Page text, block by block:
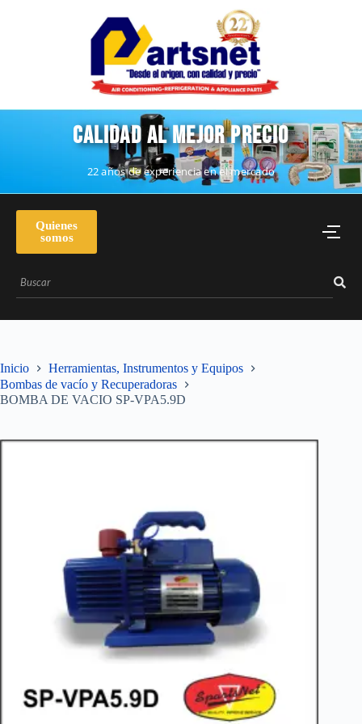
CALIDAD AL MEJOR PRECIO
22 años de experiencia en el mercado
Quienes
somos
Inicio
Herramientas, Instrumentos y Equipos
Bombas de vacío y Recuperadoras
BOMBA DE VACIO SP-VPA5.9D